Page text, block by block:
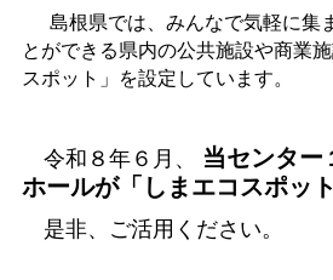
島根県では、みんなで気軽に集
とができる県内の公共施設や商業
スポット」を設定しています。
令和８年６月、
当センター
ホールが「しまエコスポット
是非、ご活用ください。